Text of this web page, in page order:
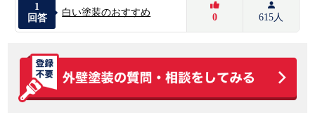
1
回答
白い塗装のおすすめ 0 615人